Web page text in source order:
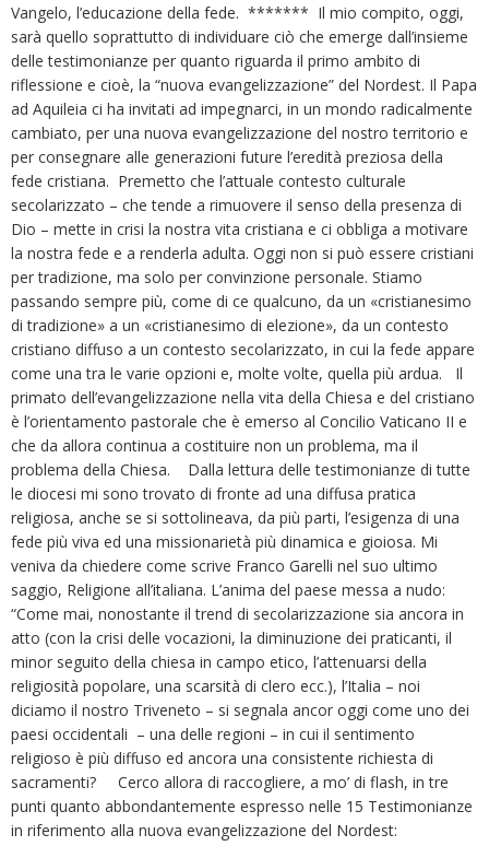
Vangelo, l’educazione della fede. ******* Il mio compito, oggi,
sarà quello soprattutto di individuare ciò che emerge dall’insieme
delle testimonianze per quanto riguarda il primo ambito di
riflessione e cioè, la “nuova evangelizzazione” del Nordest. Il Papa
ad Aquileia ci ha invitati ad impegnarci, in un mondo radicalmente
cambiato, per una nuova evangelizzazione del nostro territorio e
per consegnare alle generazioni future l’eredità preziosa della
fede cristiana. Premetto che l’attuale contesto culturale
secolarizzato – che tende a rimuovere il senso della presenza di
Dio – mette in crisi la nostra vita cristiana e ci obbliga a motivare
la nostra fede e a renderla adulta. Oggi non si può essere cristiani
per tradizione, ma solo per convinzione personale. Stiamo
passando sempre più, come di ce qualcuno, da un «cristianesimo
di tradizione» a un «cristianesimo di elezione», da un contesto
cristiano diffuso a un contesto secolarizzato, in cui la fede appare
come una tra le varie opzioni e, molte volte, quella più ardua. Il
primato dell’evangelizzazione nella vita della Chiesa e del cristiano
è l’orientamento pastorale che è emerso al Concilio Vaticano II e
che da allora continua a costituire non un problema, ma il
problema della Chiesa. Dalla lettura delle testimonianze di tutte
le diocesi mi sono trovato di fronte ad una diffusa pratica
religiosa, anche se si sottolineava, da più parti, l’esigenza di una
fede più viva ed una missionarietà più dinamica e gioiosa. Mi
veniva da chiedere come scrive Franco Garelli nel suo ultimo
saggio, Religione all’italiana. L’anima del paese messa a nudo:
“Come mai, nonostante il trend di secolarizzazione sia ancora in
atto (con la crisi delle vocazioni, la diminuzione dei praticanti, il
minor seguito della chiesa in campo etico, l’attenuarsi della
religiosità popolare, una scarsità di clero ecc.), l’Italia – noi
diciamo il nostro Triveneto – si segnala ancor oggi come uno dei
paesi occidentali – una delle regioni – in cui il sentimento
religioso è più diffuso ed ancora una consistente richiesta di
sacramenti? Cerco allora di raccogliere, a mo’ di flash, in tre
punti quanto abbondantemente espresso nelle 15 Testimonianze
in riferimento alla nuova evangelizzazione del Nordest: